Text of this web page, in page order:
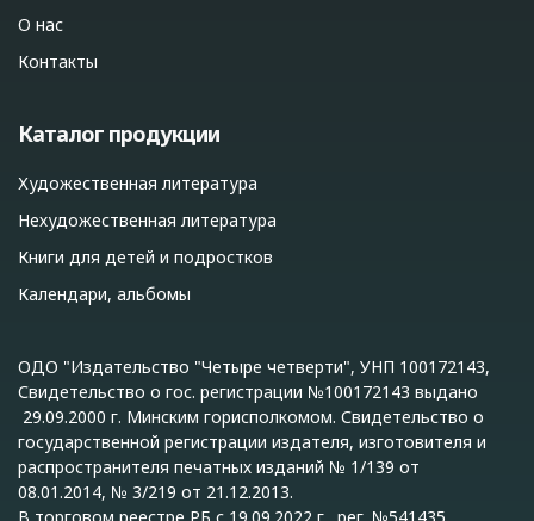
О нас
Контакты
Каталог продукции
Художественная литература
Нехудожественная литература
Книги для детей и подростков
Календари, альбомы
ОДО "Издательство "Четыре четверти", УНП 100172143,
Свидетельство о гос. регистрации №100172143 выдано
29.09.2000 г. Минским горисполкомом. Свидетельство о
государственной регистрации издателя, изготовителя и
распространителя печатных изданий № 1/139 от
08.01.2014, № 3/219 от 21.12.2013.